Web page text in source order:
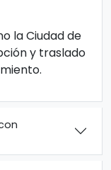
la Ciudad de
y traslado